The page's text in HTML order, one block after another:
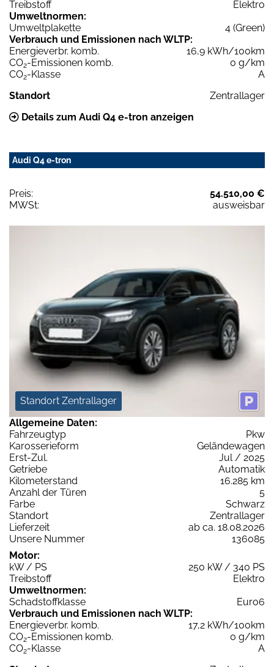
Treibstoff
Elektro
Umweltnormen:
Umweltplakette
4 (Green)
Verbrauch und Emissionen nach WLTP:
Energieverbr. komb.
16,9 kWh/100km
CO2-Emissionen komb.
0 g/km
CO2-Klasse
A
Standort
Zentrallager
Details zum Audi Q4 e-tron anzeigen
Audi Q4 e-tron
Preis:
54.510,00 €
MWSt:
ausweisbar
Standort Zentrallager
Allgemeine Daten:
Fahrzeugtyp
Pkw
Karosserieform
Geländewagen
Erst-Zul.
Jul / 2025
Getriebe
Automatik
Kilometerstand
16.285 km
Anzahl der Türen
5
Farbe
Schwarz
Standort
Zentrallager
Lieferzeit
ab ca. 18.08.2026
Unsere Nummer
136085
Motor:
kW / PS
250 kW / 340 PS
Treibstoff
Elektro
Umweltnormen:
Schadstoffklasse
Euro6
Verbrauch und Emissionen nach WLTP:
Energieverbr. komb.
17,2 kWh/100km
CO2-Emissionen komb.
0 g/km
CO2-Klasse
A